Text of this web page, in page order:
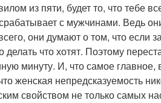
из пяти, будет то, что тебе
с мужчинами. Ведь
они думают о том, что если
делать что хотят. Поэтому
минуту. И, что самое главное,
женская непредсказуемость
свойством не только самых